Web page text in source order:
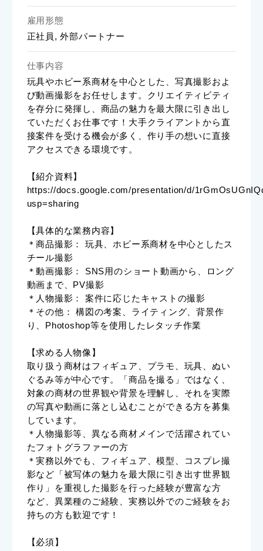
雇用形態
正社員, 外部パートナー
仕事内容
玩具やホビー系商材を中心とした、写真撮影およ
び動画撮影をお任せします。クリエイティビティ
を存分に発揮し、商品の魅力を最大限に引き出し
ていただくお仕事です！大手クライアントから直
接案件を受ける機会が多く、作り手の想いに直接
アクセスできる環境です。
【紹介資料】
https://docs.google.com/presentation/d/
usp=sharing
【具体的な業務内容】
＊商品撮影： 玩具、ホビー系商材を中心としたス
チール撮影
＊動画撮影： SNS用のショート動画から、ロング
動画まで、PV撮影
＊人物撮影： 案件に応じたキャストの撮影
＊その他： 構図の考案、ライティング、背景作
り、Photoshop等を使用したレタッチ作業
【求める人物像】
取り扱う商材はフィギュア、プラモ、玩具、ぬい
ぐるみ等が中心です。「商品を撮る」ではなく、
対象の商材の世界観や背景を理解し、それを実際
の写真や動画に落とし込むことができる方を募集
しています。
＊人物撮影等、異なる商材メインで活躍されてい
たフォトグラファーの方
＊実務以外でも、フィギュア、模型、コスプレ撮
影など「被写体の魅力を最大限に引き出す世界観
作り」を重視した撮影を行った経験が豊富な方
など、異業種のご経験、実務以外でのご経験をお
持ちの方も歓迎です！
【必須】